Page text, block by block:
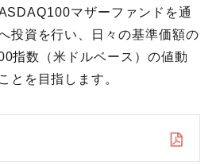
マザーファンドを通
投資を行い、日々の基準価額の
指数（米ドルベース）の値動
とを目指します。